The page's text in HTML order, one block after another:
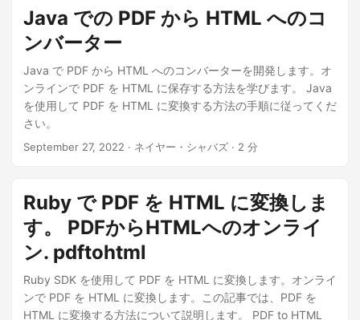
限の効果を得る方法について必要な詳細をすべて学びます。
PDF コンテンツをよりダイナミックで視聴者にとって魅力的
なものにしてみましょう。
Java での PDF から HTML へのコ
ンバーター
Java で PDF から HTML へのコンバーターを開発します。オ
ンラインで PDF を HTML に保存する方法を学びます。 Java
を使用して PDF を HTML に変換する方法の手順に従ってくだ
さい。
September 27, 2022 · ネイヤー・シャバズ · 2 分
Ruby で PDF を HTML に変換しま
す。 PDFからHTMLへのオンライ
ン. pdftohtml
Ruby SDK を使用して PDF を HTML に変換します。オンライ
ンで PDF を HTML に変換します。この記事では、PDF を
HTML に変換する方法について説明します。 PDF to HTML